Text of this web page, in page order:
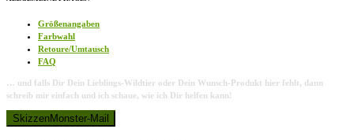
Größenangaben
Farbwahl
Retoure/Umtausch
FAQ
… und falls Dir Dein Lieblings-Wildtier oder Dein Wunsch-Produkt hier fehlt, dann
schreib mir einfach und ich schaue, wie ich Dir helfen kann!